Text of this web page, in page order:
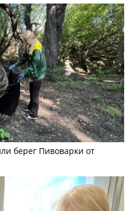
берег Пивоварки от